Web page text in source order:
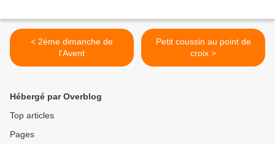
< 2ème dimanche de
l'Avent
Petit coussin au point de
croix >
Hébergé par Overblog
Top articles
Pages